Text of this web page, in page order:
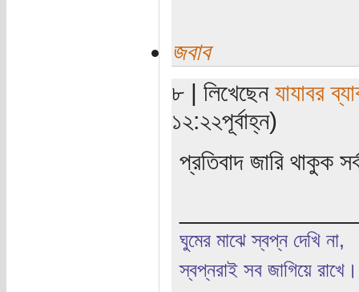
জবাব
৮ | লিখেছেন যাযাবর
১২:২২পূর্বাহ্ন)
প্রতিবাদ জারি থাকুক
ঘুমের মাঝে স্বপ্ন দেখি না,
স্বপ্নরাই সব জাগিয়ে রাখে।